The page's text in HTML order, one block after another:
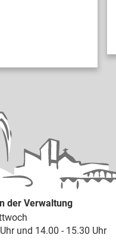
der Verwaltung
und 14.00 - 15.30 Uhr